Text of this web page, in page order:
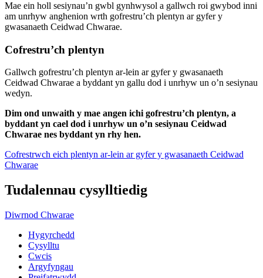
Mae ein holl sesiynau’n gwbl gynhwysol a gallwch roi gwybod inni
am unrhyw anghenion wrth gofrestru’ch plentyn ar gyfer y
gwasanaeth Ceidwad Chwarae.
Cofrestru’ch plentyn
Gallwch gofrestru’ch plentyn ar-lein ar gyfer y gwasanaeth
Ceidwad Chwarae a byddant yn gallu dod i unrhyw un o’n sesiynau
wedyn.
Dim ond unwaith y mae angen ichi gofrestru’ch plentyn, a
byddant yn cael dod i unrhyw un o’n sesiynau Ceidwad
Chwarae nes byddant yn rhy hen.
Cofrestrwch eich plentyn ar-lein ar gyfer y gwasanaeth Ceidwad
Chwarae
Tudalennau cysylltiedig
Diwrnod Chwarae
Hygyrchedd
Cysylltu
Cwcis
Argyfyngau